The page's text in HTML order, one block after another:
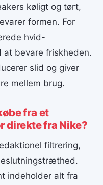
køligt og tørt,
formen. For
hvid-
bevare friskheden.
slid og giver
mellem brug.
fra et
direkte fra Nike?
filtrering,
indeholder alt fra